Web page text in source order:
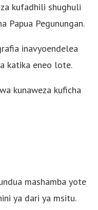
kufadhili shughuli
Papua Pegunungan.
inavyoendelea
katika eneo lote.
kunaweza kuficha
mashamba yote
ya dari ya msitu.